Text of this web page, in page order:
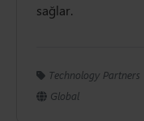
sağlar.
Technology Partners
Global